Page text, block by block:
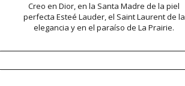
Creo en Dior, en la Santa Madre de la piel
perfecta Esteé Lauder, el Saint Laurent de la
elegancia y en el paraíso de La Prairie.